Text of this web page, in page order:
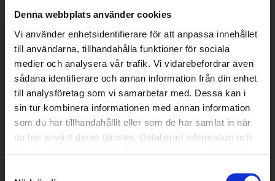
Denna webbplats använder cookies
Vi använder enhetsidentifierare för att anpassa innehållet
till användarna, tillhandahålla funktioner för sociala
medier och analysera vår trafik. Vi vidarebefordrar även
sådana identifierare och annan information från din enhet
till analysföretag som vi samarbetar med. Dessa kan i
sin tur kombinera informationen med annan information
som du har tillhandahållit eller som de har samlat in när
du har använt deras tjänster. Detaljerad information och
En Puff Bar är en typ av engångs e-cigarett. Den är färdig att
använda direkt ur förpackningen, innehåller e-vätska med
eller utan nikotin, och kräver varken laddning eller
påfyllning.
Produkten har blivit populär bland vuxna användare som
söker en enkel och diskret lösning för nikotinintag. Enheten
aktiveras automatiskt när du drar in ånga – och kastas efter
att vätskan är slut.